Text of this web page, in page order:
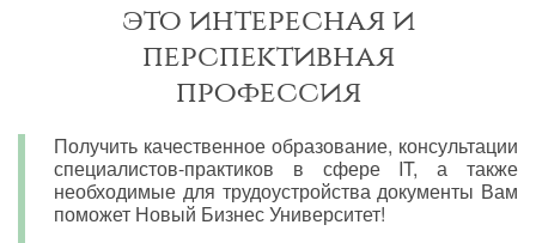
это интересная и
перспективная
профессия
Получить качественное образование, консультации
специалистов-практиков в сфере IT, а также
необходимые для трудоустройства документы Вам
поможет Новый Бизнес Университет!